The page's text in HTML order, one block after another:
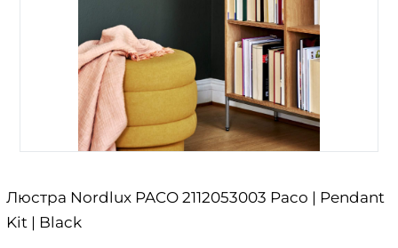
Люстра Nordlux PACO 2112053003 Paco | Pendant
Kit | Black